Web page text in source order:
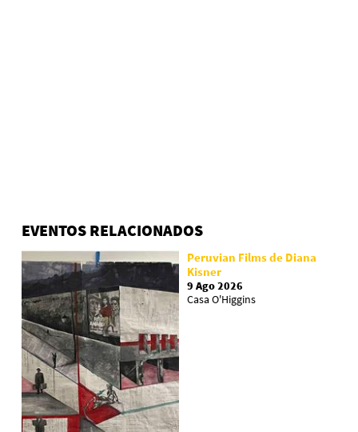
EVENTOS RELACIONADOS
Peruvian Films de Diana
Kisner
9 Ago 2026
Casa O'Higgins